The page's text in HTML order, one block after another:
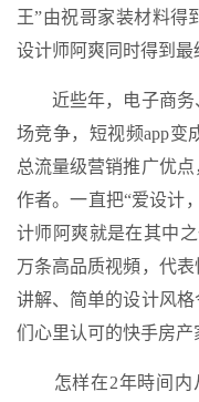
王”由祝哥家装材料得
设计师阿爽同时得到
近些年，电子商务
场竞争，短视频app变
总流量级营销推广优
作者。一直把“爱设计
计师阿爽就是在其中
万条高品质视頻，代
讲解、简单的设计风
们心里认可的快手房产
怎样在2年時间内